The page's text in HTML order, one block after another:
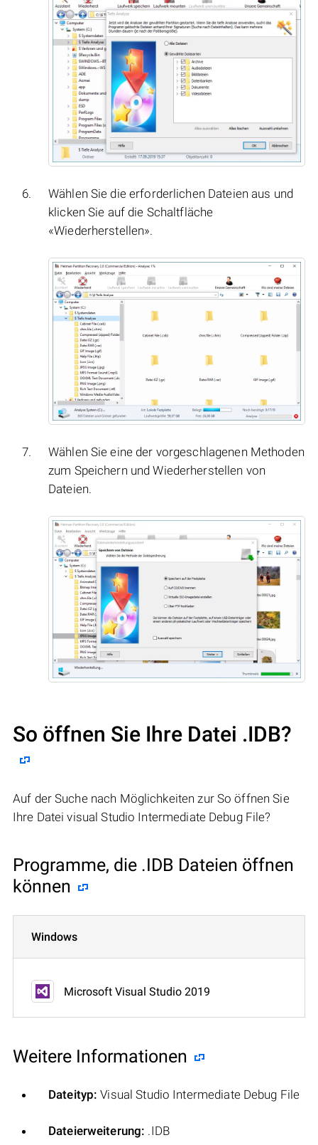
Wählen Sie die erforderlichen Dateien aus und
klicken Sie auf die Schaltfläche
«Wiederherstellen».
Wählen Sie eine der vorgeschlagenen Methoden
zum Speichern und Wiederherstellen von
Dateien.
So öffnen Sie Ihre Datei .IDB?
Auf der Suche nach Möglichkeiten zur So öffnen Sie
Ihre Datei visual Studio Intermediate Debug File?
Programme, die .IDB Dateien öffnen
können
Windows
Microsoft Visual Studio 2019
Weitere Informationen
Dateityp: Visual Studio Intermediate Debug File
Dateierweiterung: .IDB